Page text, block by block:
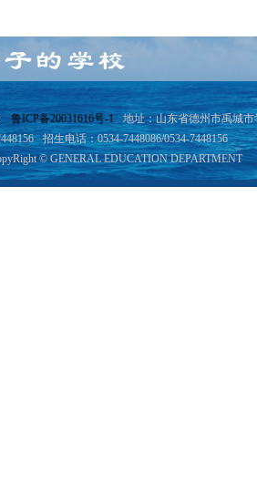
鲁ICP备20031616号-1
地址：山东省德州市禹城
招生电话：0534-7448086/0534-7448156
© GENERAL EDUCATION DEPARTMENT